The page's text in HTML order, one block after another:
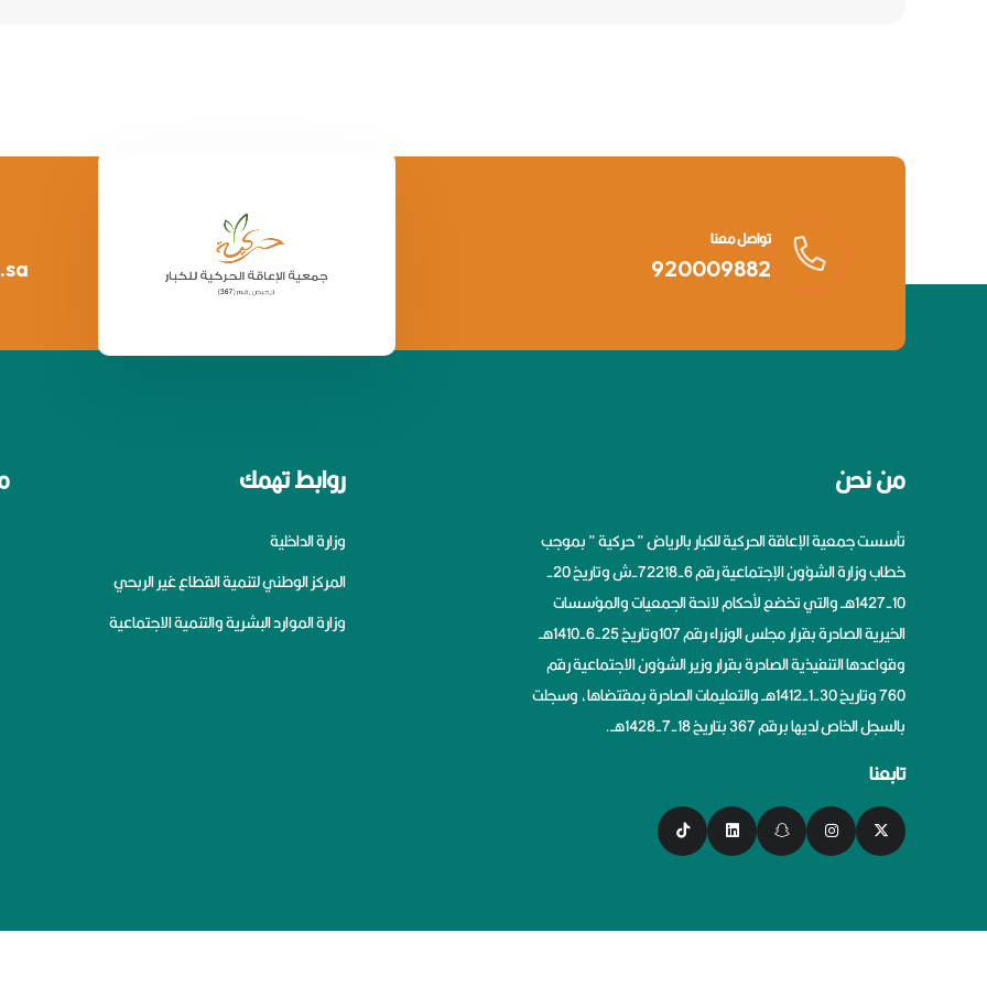
تواصل معنا
920009882
من نحن
تأسست جمعية الإعاقة الحركية للكبار بالرياض ” حركية ” بموجب
خطاب وزارة الشؤون الإجتماعية رقم 6-72218-ش وتاريخ 20-
10-1427هــ والتي تخضع لأحكام لائحة الجمعيات والمؤسسات
الخيرية الصادرة بقرار مجلس الوزراء رقم 107وتاريخ 25-6-1410هــ
وقواعدها التنفيذية الصادرة بقرار وزير الشؤون الاجتماعية رقم
760 وتاريخ 30-1-1412هــ والتعليمات الصادرة بمقتضاها، وسجلت
بالسجل الخاص لديها برقم 367 بتاريخ 18-7-1428هــ.
تابعنا
روابط تهمك
وزارة الداخلية
المركز الوطني لتنمية القطاع غير الربحي
وزارة الموارد البشرية والتنمية الاجتماعية